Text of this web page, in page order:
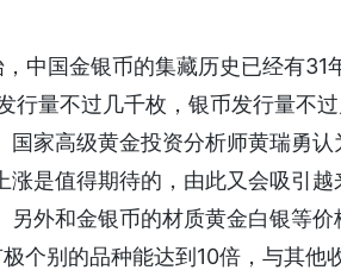
国金银币的集藏历史已经有31
行量不过几千枚，银币发行量不
国家高级黄金投资分析师黄瑞勇
是值得期待的，由此又会吸引
外和金银币的材质黄金白银等价
个别的品种能达到10倍，与其他